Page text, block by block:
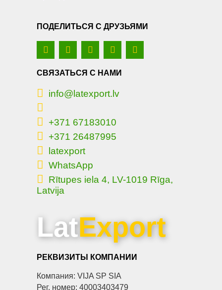
ПОДЕЛИТЬСЯ С ДРУЗЬЯМИ
СВЯЗАТЬСЯ С НАМИ
info@latexport.lv
+371 67183010
+371 26487995
latexport
WhatsApp
Rītupes iela 4, LV-1019 Rīga,
Latvija
LatExport
РЕКВИЗИТЫ КОМПАНИИ
Компания: VIJA SP SIA
Рег. номер: 40003403479